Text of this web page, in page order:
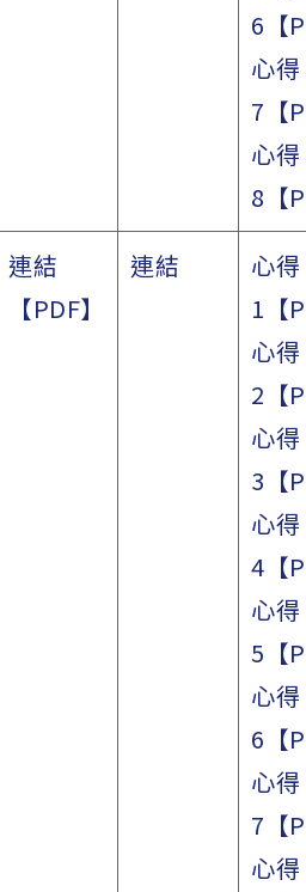
6【
心得
7【
心得
8【
連結
【PDF】
連結
心得
1【
心得
2【
心得
3【
心得
4【
心得
5【
心得
6【
心得
7【
心得